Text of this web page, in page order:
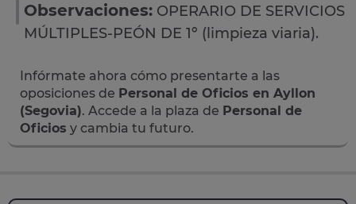
Observaciones: OPERARIO DE SERVICIOS
MÚLTIPLES-PEÓN DE 1º (limpieza viaria).
Infórmate ahora cómo presentarte a las
oposiciones de Personal de Oficios en Ayllon
(Segovia). Accede a la plaza de Personal de
Oficios y cambia tu futuro.